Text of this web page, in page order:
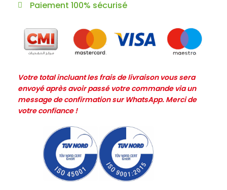
Paiement 100% sécurisé
Votre total incluant les frais de livraison vous sera
envoyé après avoir passé votre commande via un
message de confirmation sur WhatsApp. Merci de
votre confiance !